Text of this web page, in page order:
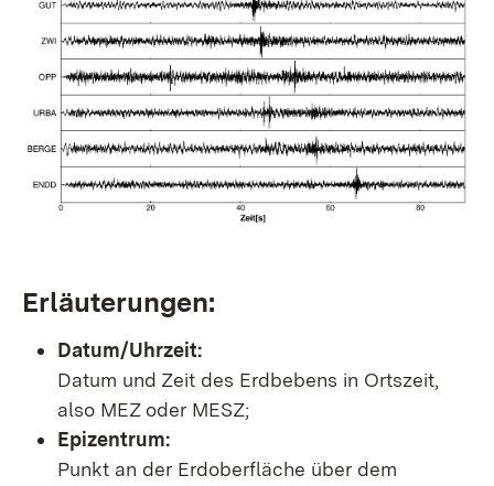
Erläuterungen:
Datum/Uhrzeit:
Datum und Zeit des Erdbebens in Ortszeit,
also MEZ oder MESZ;
Epizentrum:
Punkt an der Erdoberfläche über dem